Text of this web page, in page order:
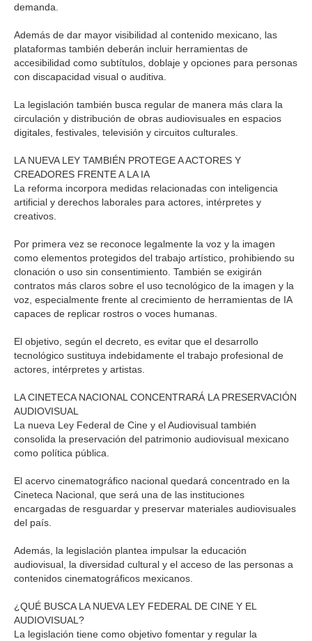
demanda.
Además de dar mayor visibilidad al contenido mexicano, las
plataformas también deberán incluir herramientas de
accesibilidad como subtítulos, doblaje y opciones para personas
con discapacidad visual o auditiva.
La legislación también busca regular de manera más clara la
circulación y distribución de obras audiovisuales en espacios
digitales, festivales, televisión y circuitos culturales.
LA NUEVA LEY TAMBIÉN PROTEGE A ACTORES Y
CREADORES FRENTE A LA IA
La reforma incorpora medidas relacionadas con inteligencia
artificial y derechos laborales para actores, intérpretes y
creativos.
Por primera vez se reconoce legalmente la voz y la imagen
como elementos protegidos del trabajo artístico, prohibiendo su
clonación o uso sin consentimiento. También se exigirán
contratos más claros sobre el uso tecnológico de la imagen y la
voz, especialmente frente al crecimiento de herramientas de IA
capaces de replicar rostros o voces humanas.
El objetivo, según el decreto, es evitar que el desarrollo
tecnológico sustituya indebidamente el trabajo profesional de
actores, intérpretes y artistas.
LA CINETECA NACIONAL CONCENTRARÁ LA PRESERVACIÓN
AUDIOVISUAL
La nueva Ley Federal de Cine y el Audiovisual también
consolida la preservación del patrimonio audiovisual mexicano
como política pública.
El acervo cinematográfico nacional quedará concentrado en la
Cineteca Nacional, que será una de las instituciones
encargadas de resguardar y preservar materiales audiovisuales
del país.
Además, la legislación plantea impulsar la educación
audiovisual, la diversidad cultural y el acceso de las personas a
contenidos cinematográficos mexicanos.
¿QUÉ BUSCA LA NUEVA LEY FEDERAL DE CINE Y EL
AUDIOVISUAL?
La legislación tiene como objetivo fomentar y regular la